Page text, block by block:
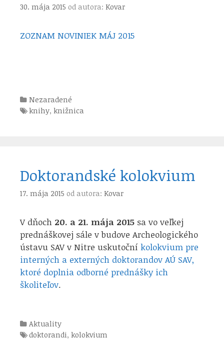
30. mája 2015 od autora: Kovar
ZOZNAM NOVINIEK MÁJ 2015
Kategórie
Nezaradené
Štítky
knihy, knižnica
Doktorandské kolokvium
17. mája 2015 od autora: Kovar
V dňoch 20. a 21. mája 2015 sa vo veľkej
prednáškovej sále v budove Archeologického
ústavu SAV v Nitre uskutoční kolokvium pre
interných a externých doktorandov AÚ SAV,
ktoré doplnia odborné prednášky ich
školiteľov.
Kategórie
Aktuality
Štítky
doktorandi, kolokvium